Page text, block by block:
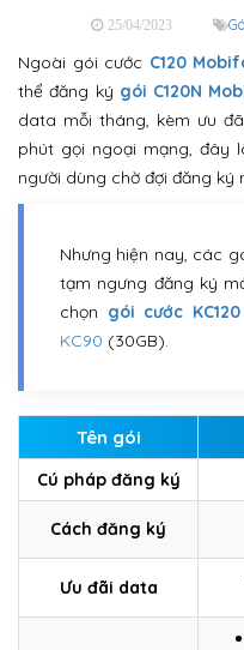
25/04/2023
Ngoài gói cước C120
thể đăng ký gói C120N
data mỗi tháng, kèm ưu
phút gọi ngoại mạng, đây
người dùng chờ đợi đăng ký
Nhưng hiện nay, các
tạm ngưng đăng ký
chọn gói cước KC120
KC90 (30GB).
Tên gói
Cú pháp đăng ký
Cách đăng ký
Ưu đãi data